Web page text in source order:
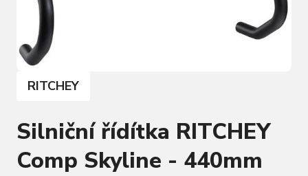
RITCHEY
Silniční řídítka RITCHEY
Comp Skyline - 440mm